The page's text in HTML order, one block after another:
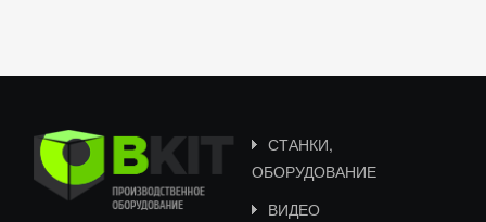
СТАНКИ,
ОБОРУДОВАНИЕ
ВИДЕО